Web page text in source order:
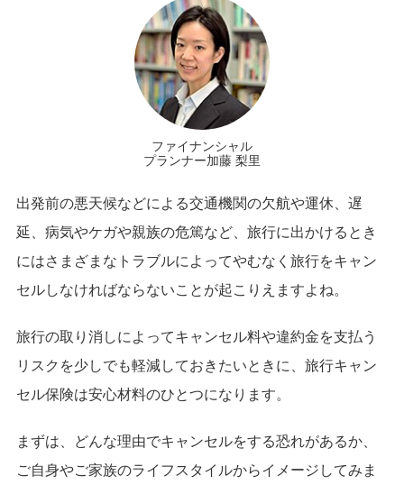
ファイナンシャル
プランナー加藤 梨里
出発前の悪天候などによる交通機関の欠航や運休、遅
延、病気やケガや親族の危篤など、旅行に出かけるとき
にはさまざまなトラブルによってやむなく旅行をキャン
セルしなければならないことが起こりえますよね。
旅行の取り消しによってキャンセル料や違約金を支払う
リスクを少しでも軽減しておきたいときに、旅行キャン
セル保険は安心材料のひとつになります。
まずは、どんな理由でキャンセルをする恐れがあるか、
ご自身やご家族のライフスタイルからイメージしてみま